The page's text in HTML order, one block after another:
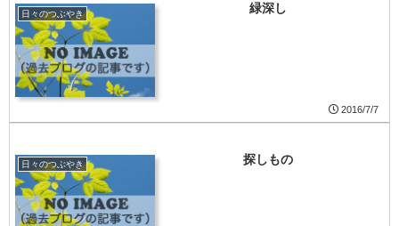
日々のつぶやき 緑深し
2016/7/7
日々のつぶやき 探しもの